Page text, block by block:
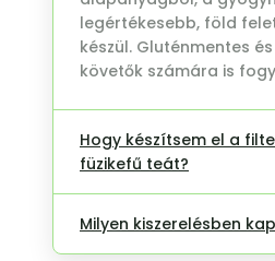
legértékesebb, föld
készül. Gluténmentes
követők számára is
Hogy készítsem el a
füzikefű teát?
Milyen kiszerelésben